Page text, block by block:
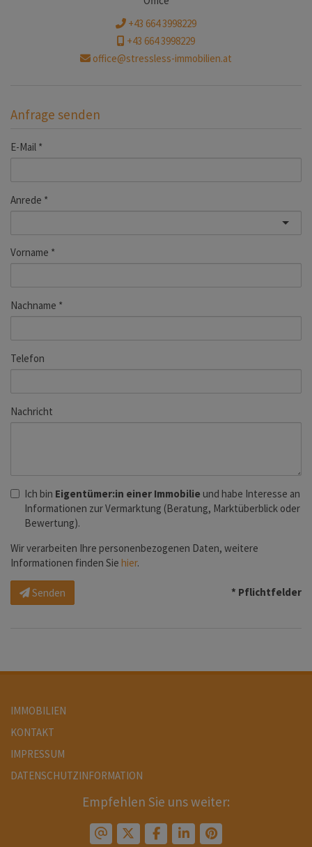
+43 664 3998229
+43 664 3998229
office@stressless-immobilien.at
Anfrage senden
E-Mail
Anrede
Vorname
Nachname
Telefon
Nachricht
Ich bin Eigentümer:in einer Immobilie und habe Interesse an
Informationen zur Vermarktung (Beratung, Marktüberblick oder
Bewertung).
Wir verarbeiten Ihre personenbezogenen Daten, weitere
Informationen finden Sie hier.
Senden * Pflichtfelder
IMMOBILIEN
KONTAKT
IMPRESSUM
DATENSCHUTZINFORMATION
Empfehlen Sie uns weiter: